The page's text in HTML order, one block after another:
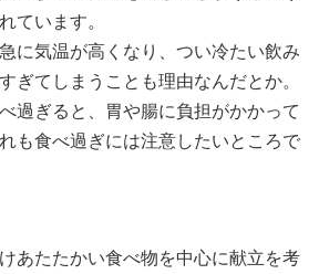
ています。
に気温が高くなり、つい冷たい飲み
ぎてしまうことも理由なんだとか。
過ぎると、胃や腸に負担がかかって
も食べ過ぎには注意したいところで
あたたかい食べ物を中心に献立を考